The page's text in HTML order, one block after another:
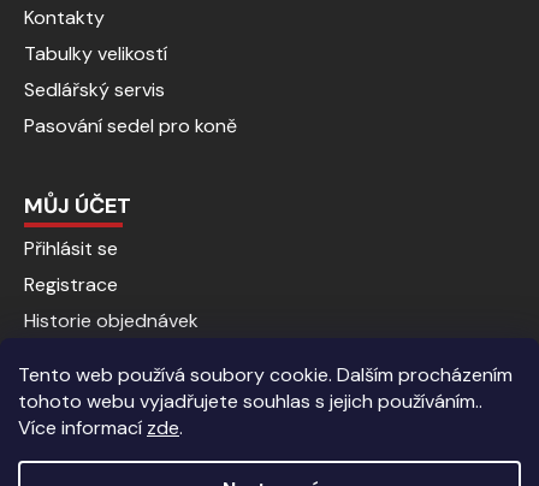
Tento web používá soubory cookie. Dalším procházením
tohoto webu vyjadřujete souhlas s jejich používáním..
Více informací zde.
Kontakty
Tabulky velikostí
Sedlářský servis
Pasování sedel pro koně
MŮJ ÚČET
Přihlásit se
Registrace
Historie objednávek